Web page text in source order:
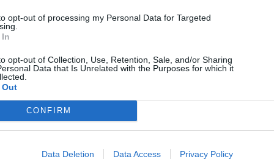
opt-out of processing my Personal Data for Targeted
opt-out of Collection, Use, Retention, Sale, and/or Sharing
Data that Is Unrelated with the Purposes for which it
CONFIRM
Data Deletion Data Access Privacy Policy
Technology
Cosmote: Οι 3 κατηγορίες χρηστών με απεριόριστα
δεδομένα δωρεάν
05/08/2026